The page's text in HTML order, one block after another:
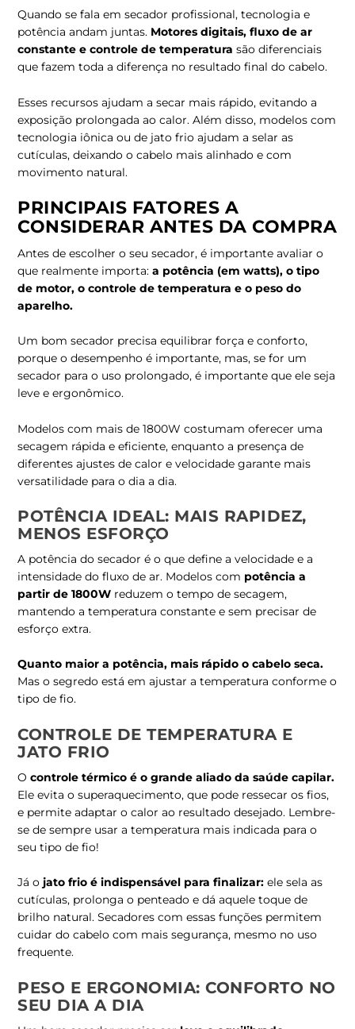
Quando se fala em secador profissional, tecnologia e
potência andam juntas. Motores digitais, fluxo de ar
constante e controle de temperatura são diferenciais
que fazem toda a diferença no resultado final do cabelo.
Esses recursos ajudam a secar mais rápido, evitando a
exposição prolongada ao calor. Além disso, modelos com
tecnologia iônica ou de jato frio ajudam a selar as
cutículas, deixando o cabelo mais alinhado e com
movimento natural.
PRINCIPAIS FATORES A
CONSIDERAR ANTES DA COMPRA
Antes de escolher o seu secador, é importante avaliar o
que realmente importa:a potência (em watts), o tipo
de motor, o controle de temperatura e o peso do
aparelho.
Um bom secador precisa equilibrar força e conforto,
porque o desempenho é importante, mas, se for um
secador para o uso prolongado, é importante que ele seja
leve e ergonômico.
Modelos com mais de 1800W costumam oferecer uma
secagem rápida e eficiente, enquanto a presença de
diferentes ajustes de calor e velocidade garante mais
versatilidade para o dia a dia.
POTÊNCIA IDEAL: MAIS RAPIDEZ,
MENOS ESFORÇO
A potência do secador é o que define a velocidade e a
intensidade do fluxo de ar. Modelos com potência a
partir de 1800W reduzem o tempo de secagem,
mantendo a temperatura constante e sem precisar de
esforço extra.
Quanto maior a potência, mais rápido o cabelo seca.
Mas o segredo está em ajustar a temperatura conforme o
tipo de fio.
CONTROLE DE TEMPERATURA E
JATO FRIO
Ocontrole térmico é o grande aliado da saúde capilar.
Ele evita o superaquecimento, que pode ressecar os fios,
e permite adaptar o calor ao resultado desejado. Lembre-
se de sempre usar a temperatura mais indicada para o
seu tipo de fio!
Já o jato frio é indispensável para finalizar: ele sela as
cutículas, prolonga o penteado e dá aquele toque de
brilho natural. Secadores com essas funções permitem
cuidar do cabelo com mais segurança, mesmo no uso
frequente.
PESO E ERGONOMIA: CONFORTO NO
SEU DIA A DIA